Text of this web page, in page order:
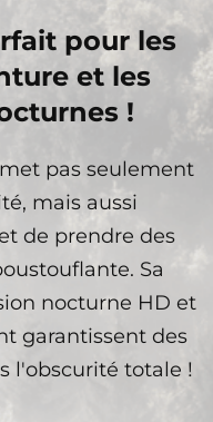
pour les
et les
!
pas seulement
mais aussi
de prendre des
Sa
nocturne HD et
garantissent des
l'obscurité totale !